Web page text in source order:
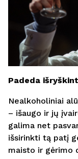
Padeda
Nealkoholiniai
– išaugo ir jų
galima net
išsirinkti tą patį
maisto ir gėrimo